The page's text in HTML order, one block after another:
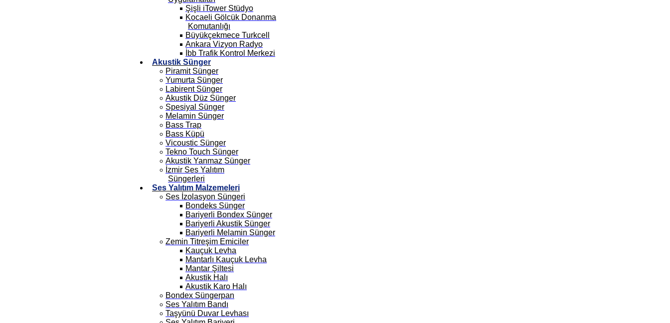
Şişli iTower Stüdyo
Kocaeli Gölcük Donanma
Komutanlığı
Büyükçekmece Turkcell
Ankara Vizyon Radyo
İbb Trafik Kontrol Merkezi
Akustik Sünger
Piramit Sünger
Yumurta Sünger
Labirent Sünger
Akustik Düz Sünger
Spesiyal Sünger
Melamin Sünger
Bass Trap
Bass Küpü
Vicoustic Sünger
Tekno Touch Sünger
Akustik Yanmaz Sünger
İzmir Ses Yalıtım
Süngerleri
Ses Yalıtım Malzemeleri
Ses İzolasyon Süngeri
Bondeks Sünger
Bariyerli Bondex Sünger
Bariyerli Akustik Sünger
Bariyerli Melamin Sünger
Zemin Titreşim Emiciler
Kauçuk Levha
Mantarlı Kauçuk Levha
Mantar Şiltesi
Akustik Halı
Akustik Karo Halı
Bondex Süngerpan
Ses Yalıtım Bandı
Taşyünü Duvar Levhası